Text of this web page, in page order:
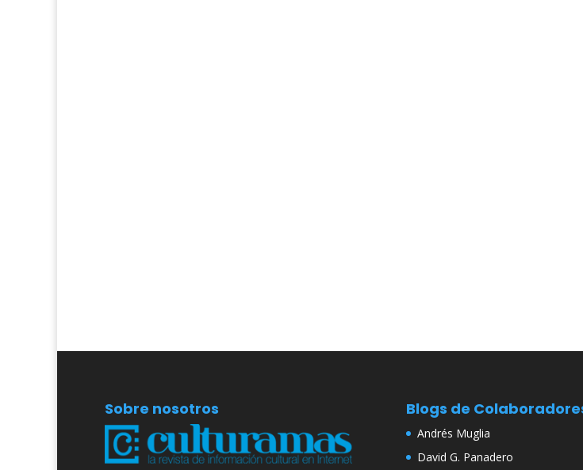
Sobre nosotros Blogs de
Andrés Muglia
David G. Panadero